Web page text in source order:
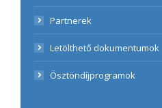
Partnerek
Letölthető dokumentumok
Ösztöndíjprogramok